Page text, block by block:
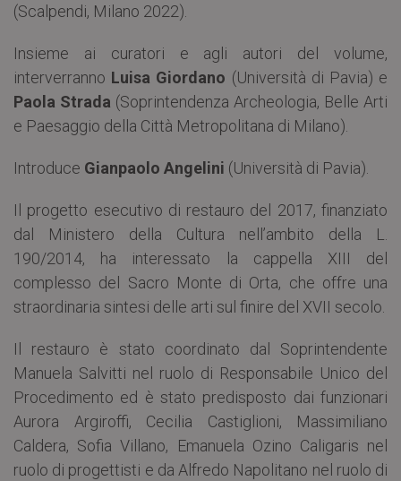
(Scalpendi, Milano 2022).
Insieme ai curatori e agli autori del volume,
interverranno Luisa Giordano (Università di Pavia) e
Paola Strada (Soprintendenza Archeologia, Belle Arti
e Paesaggio della Città Metropolitana di Milano).
Introduce Gianpaolo Angelini (Università di Pavia).
Il progetto esecutivo di restauro del 2017, finanziato
dal Ministero della Cultura nell’ambito della L.
190/2014, ha interessato la cappella XIII del
complesso del Sacro Monte di Orta, che offre una
straordinaria sintesi delle arti sul finire del XVII secolo.
Il restauro è stato coordinato dal Soprintendente
Manuela Salvitti nel ruolo di Responsabile Unico del
Procedimento ed è stato predisposto dai funzionari
Aurora Argiroffi, Cecilia Castiglioni, Massimiliano
Caldera, Sofia Villano, Emanuela Ozino Caligaris nel
ruolo di progettisti e da Alfredo Napolitano nel ruolo di